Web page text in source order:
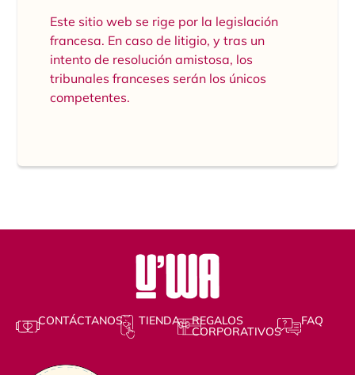
Este sitio web se rige por la legislación
francesa. En caso de litigio, y tras un
intento de resolución amistosa, los
tribunales franceses serán los únicos
competentes.
CONTÁCTANOS TIENDA REGALOS
CORPORATIVOS
FAQ